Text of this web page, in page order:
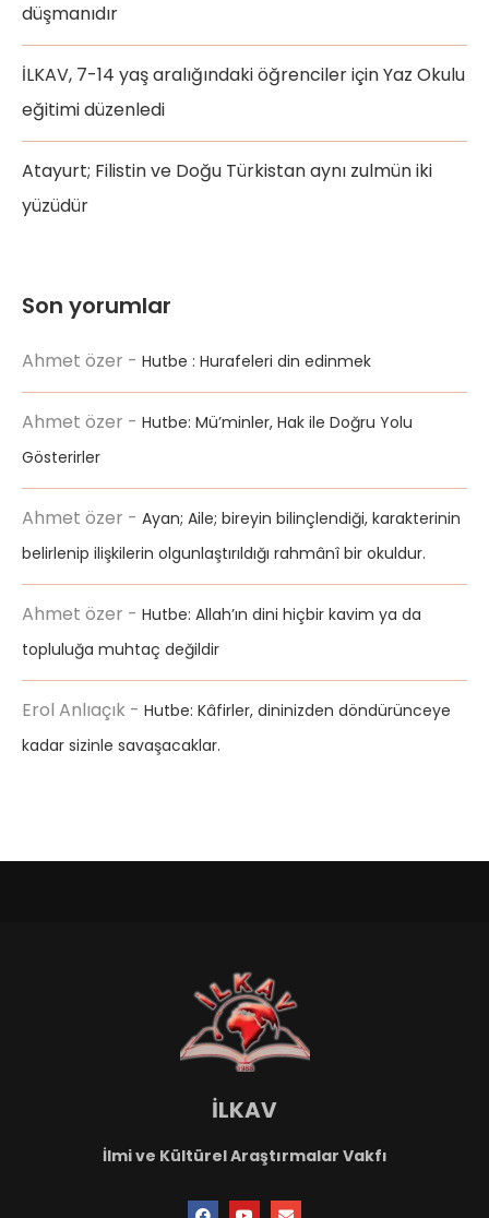
düşmanıdır
İLKAV, 7-14 yaş aralığındaki öğrenciler için Yaz Okulu
eğitimi düzenledi
Atayurt; Filistin ve Doğu Türkistan aynı zulmün iki
yüzüdür
Son yorumlar
Ahmet özer - Hutbe : Hurafeleri din edinmek
Ahmet özer - Hutbe: Mü’minler, Hak ile Doğru Yolu
Gösterirler
Ahmet özer - Ayan; Aile; bireyin bilinçlendiği, karakterinin
belirlenip ilişkilerin olgunlaştırıldığı rahmânî bir okuldur.
Ahmet özer - Hutbe: Allah’ın dini hiçbir kavim ya da
topluluğa muhtaç değildir
Erol Anlıaçık - Hutbe: Kâfirler, dininizden döndürünceye
kadar sizinle savaşacaklar.
İLKAV
İlmi ve Kültürel Araştırmalar Vakfı